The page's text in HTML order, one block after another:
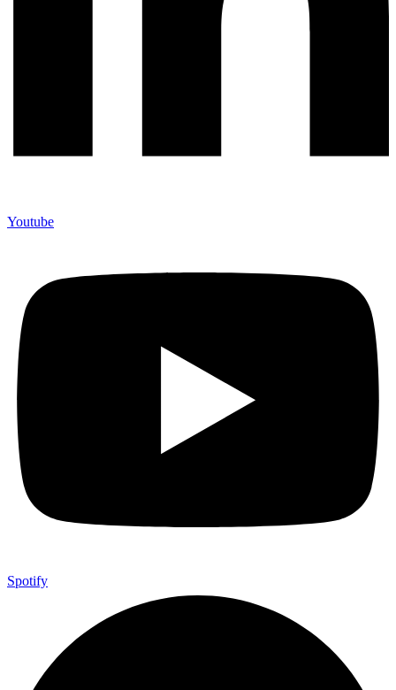
Youtube
Spotify